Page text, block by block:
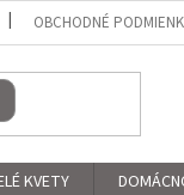
OBCHODNÉ
KVETY